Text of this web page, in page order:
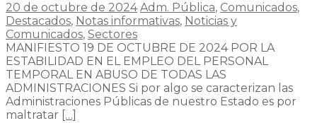
20 de octubre de 2024 Adm. Pública, Comunicados,
Destacados, Notas informativas, Noticias y
Comunicados, Sectores
MANIFIESTO 19 DE OCTUBRE DE 2024 POR LA
ESTABILIDAD EN EL EMPLEO DEL PERSONAL
TEMPORAL EN ABUSO DE TODAS LAS
ADMINISTRACIONES Si por algo se caracterizan las
Administraciones Públicas de nuestro Estado es por
maltratar […]